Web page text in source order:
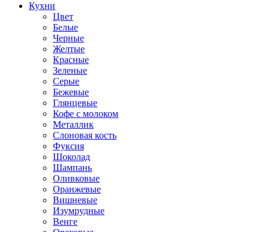
Кухни
Цвет
Белые
Черные
Желтые
Красные
Зеленые
Серые
Бежевые
Глянцевые
Кофе с молоком
Металлик
Слоновая кость
Фуксия
Шоколад
Шампань
Оливковые
Оранжевые
Вишневые
Изумрудные
Венге